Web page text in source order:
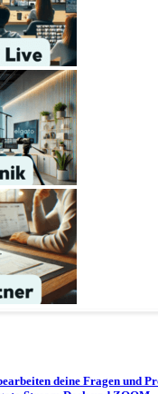
deine Fragen und